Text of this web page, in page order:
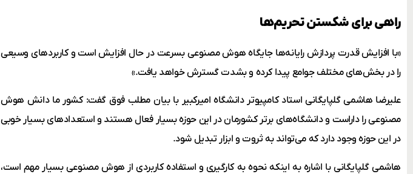
راهی برای شکستن تحریم‌ها
«با افزایش قدرت پردازش رایانه‌ها جایگاه هوش مصنوعی بسرعت در حال افزایش است و کاربردهای وسیعی
را در بخش‌های مختلف جوامع پیدا کرده و بشدت گسترش خواهد یافت.»
علیرضا هاشمی گلپایگانی استاد کامپیوتر دانشگاه امیرکبیر با بیان مطلب فوق گفت: کشور ما دانش هوش
مصنوعی را داراست و دانشگاه‌های برتر کشورمان در این حوزه بسیار فعال هستند و استعدادهای بسیار خوبی
در این حوزه وجود دارد که می‌تواند به ثروت و ابزار تبدیل شود.
هاشمی گلپایگانی با اشاره به اینکه نحوه به کارگیری و استفاده کاربردی از هوش مصنوعی بسیار مهم است،